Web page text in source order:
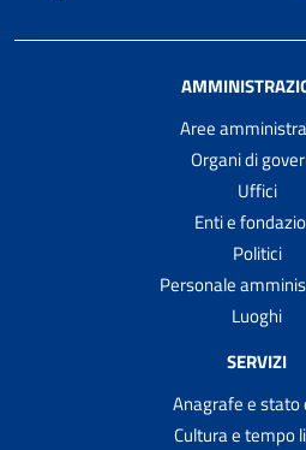
Aree
Organi di
Uffici
Enti e
Politici
Personale
Luoghi
SERVIZI
Anagrafe e stato
Cultura e tempo